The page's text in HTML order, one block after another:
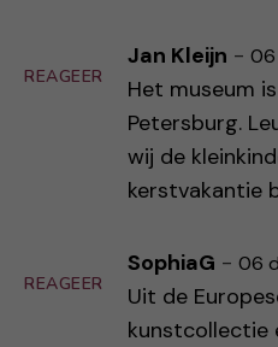
REAGEER
Jan Kleijn - 06
Het museum
Petersburg.
wij de
kerstvakantie
REAGEER
SophiaG - 06
Uit de
kunstcollectie